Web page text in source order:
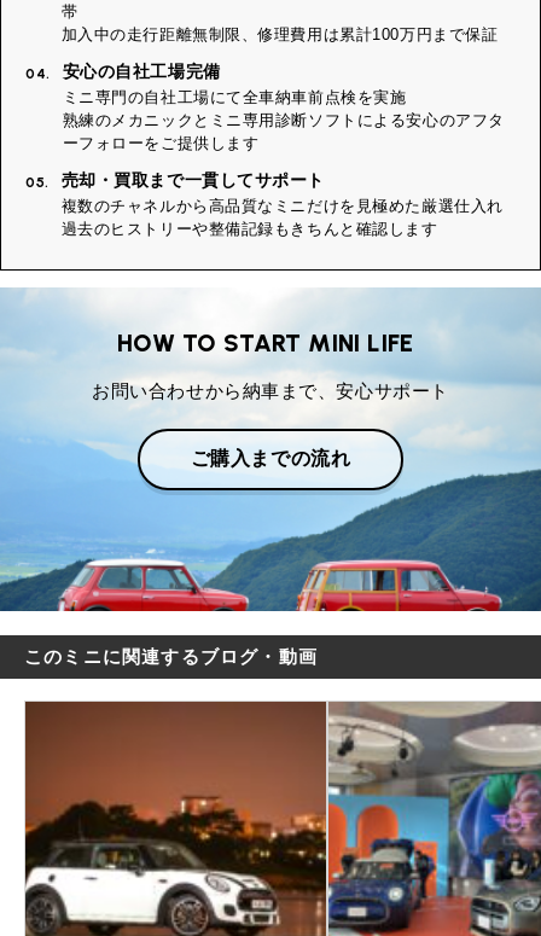
帯
加入中の走行距離無制限、修理費用は累計100万円まで保証
04. 安心の自社工場完備
ミニ専門の自社工場にて全車納車前点検を実施
熟練のメカニックとミニ専用診断ソフトによる安心のアフタ
ーフォローをご提供します
05. 売却・買取まで一貫してサポート
複数のチャネルから高品質なミニだけを見極めた厳選仕入れ
過去のヒストリーや整備記録もきちんと確認します
HOW TO START MINI LIFE
お問い合わせから納車まで、安心サポート
ご購入までの流れ
このミニに関連するブログ・動画